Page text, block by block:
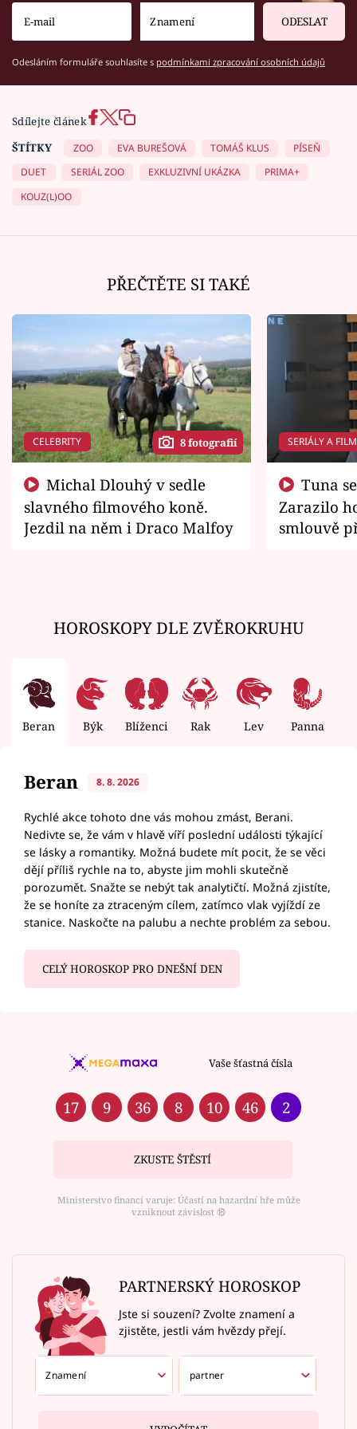
ODESLAT
Odesláním formuláře souhlasíte s podmínkami zpracování osobních údajů
Sdílejte článek
ŠTÍTKY
ZOO EVA BUREŠOVÁ TOMÁŠ KLUS
PÍSEŇ
DUET
SERIÁL ZOO EXKLUZIVNÍ UKÁZKA
PRIMA+
KOUZ(L)OO
PŘEČTĚTE SI TAKÉ
CELEBRITY 8 fotografií
slavného filmového koně.
Jezdil na něm i Draco Malfoy
SERIÁLY A
Zarazilo
smlouvě
HOROSKOPY DLE ZVĚROKRUHU
Beran Býk Blíženci Rak Lev Panna
Beran 8. 8. 2026
Rychlé akce tohoto dne vás mohou zmást, Berani.
Nedivte se, že vám v hlavě víří poslední události týkající
se lásky a romantiky. Možná budete mít pocit, že se věci
dějí příliš rychle na to, abyste jim mohli skutečně
porozumět. Snažte se nebýt tak analytičtí. Možná zjistíte,
že se honíte za ztraceným cílem, zatímco vlak vyjíždí ze
stanice. Naskočte na palubu a nechte problém za sebou.
CELÝ HOROSKOP PRO DNEŠNÍ DEN
Vaše šťastná čísla
17 9 36 8 10 46 2
ZKUSTE ŠTĚSTÍ
Ministerstvo financí varuje: Účastí na hazardní hře může
vzniknout závislost ⑱
PARTNERSKÝ HOROSKOP
Jste si souzení? Zvolte znamení a
zjistěte, jestli vám hvězdy přejí.